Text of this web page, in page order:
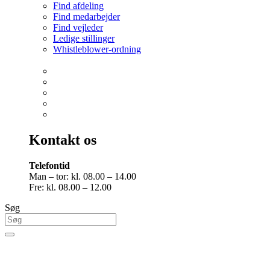
Find afdeling
Find medarbejder
Find vejleder
Ledige stillinger
Whistleblower-ordning
Kontakt os
Telefontid
Man – tor: kl. 08.00 – 14.00
Fre: kl. 08.00 – 12.00
Søg